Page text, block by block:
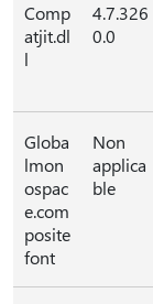
Comp
atjit.dl
l
4.7.326
0.0
Globa
lmon
ospac
e.com
posite
font
Non
applica
ble